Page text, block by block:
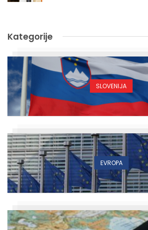
Kategorije
SLOVENIJA
EVROPA